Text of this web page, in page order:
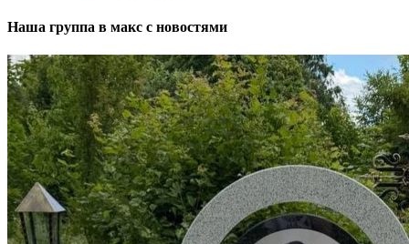
Наша группа в макс с новостями